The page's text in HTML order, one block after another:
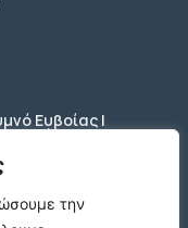
την
Ευβοίας |